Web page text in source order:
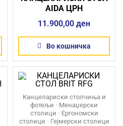
AIDA ЦРН
11.900,00 ден
Во кошничка
Канцелариски столчиња и
фотељи • Менаџерски
столици • Ергономски
столици • Гејмерски столици